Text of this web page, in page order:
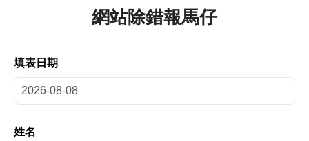
網站除錯報馬仔
填表日期
姓名